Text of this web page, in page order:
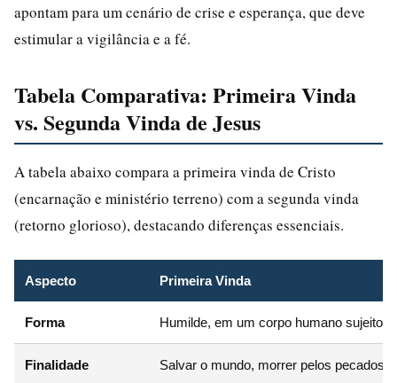
apontam para um cenário de crise e esperança, que deve
estimular a vigilância e a fé.
Tabela Comparativa: Primeira Vinda
vs. Segunda Vinda de Jesus
A tabela abaixo compara a primeira vinda de Cristo
(encarnação e ministério terreno) com a segunda vinda
(retorno glorioso), destacando diferenças essenciais.
Aspecto Primeira Vinda
Forma Humilde, em um corpo humano sujeito
Finalidade Salvar o mundo, morrer pelos pecados